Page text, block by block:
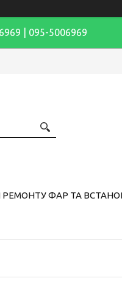
| 095-5006969
РЕМОНТУ ФАР ТА